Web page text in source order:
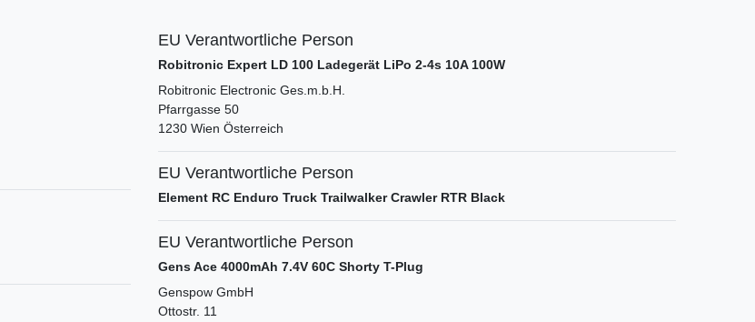
EU Verantwortliche Person
Robitronic Expert LD 100 Ladegerät LiPo 2-4s 10A 100W
Robitronic Electronic Ges.m.b.H.
Pfarrgasse 50
1230 Wien Österreich
EU Verantwortliche Person
Element RC Enduro Truck Trailwalker Crawler RTR Black
EU Verantwortliche Person
Gens Ace 4000mAh 7.4V 60C Shorty T-Plug
Genspow GmbH
Ottostr. 11